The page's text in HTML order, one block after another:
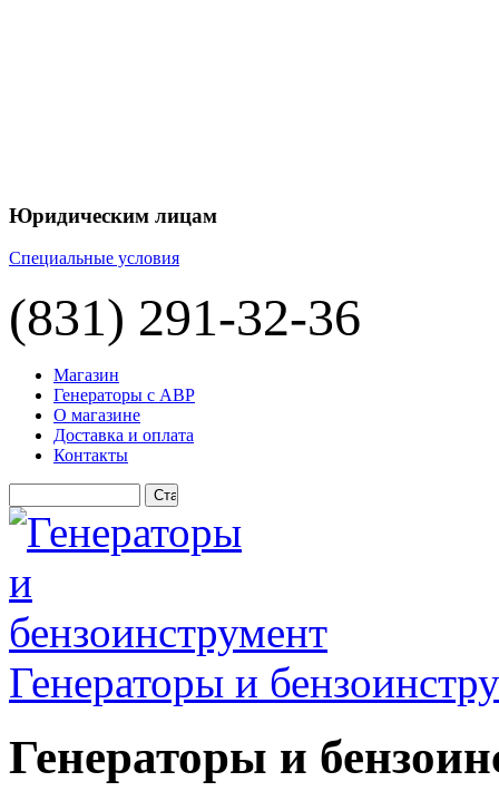
Юридическим лицам
Специальные условия
(831) 291-32-36
Магазин
Генераторы с АВР
О магазине
Доставка и оплата
Контакты
Генераторы и
Генераторы и